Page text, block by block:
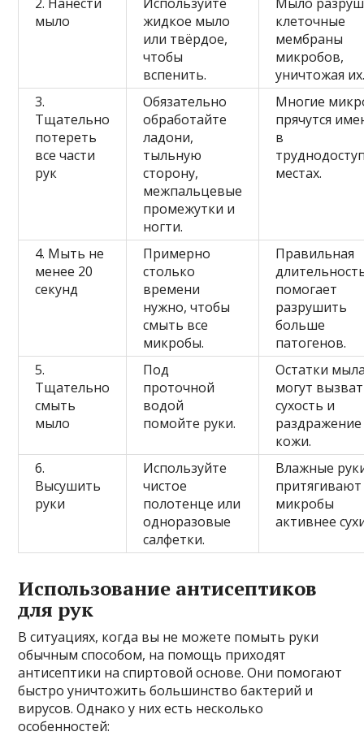
мыло
жидкое мыло
или твёрдое,
чтобы
вспенить.
клеточные
мембраны
микробов,
уничтожая
3.
Тщательно
потереть
все части
рук
Обязательно
обработайте
ладони,
тыльную
сторону,
межпальцевые
промежутки и
ногти.
Многие
прячутся
в
местах.
4. Мыть не
менее 20
секунд
Примерно
столько
времени
нужно, чтобы
смыть все
микробы.
Правильная
помогает
разрушить
больше
патогенов.
5.
Тщательно
смыть
мыло
Под
проточной
водой
помойте руки.
Остатки
могут
сухость и
раздражение
кожи.
6.
Высушить
руки
Используйте
чистое
полотенце или
одноразовые
салфетки.
Влажные
притягивают
микробы
активнее
Использование антисептиков
для рук
В ситуациях, когда вы не можете помыть руки
обычным способом, на помощь приходят
антисептики на спиртовой основе. Они помогают
быстро уничтожить большинство бактерий и
вирусов. Однако у них есть несколько
особенностей: